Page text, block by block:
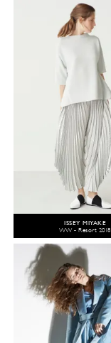
ISSEY MIYAKE
WW - Resort 2018